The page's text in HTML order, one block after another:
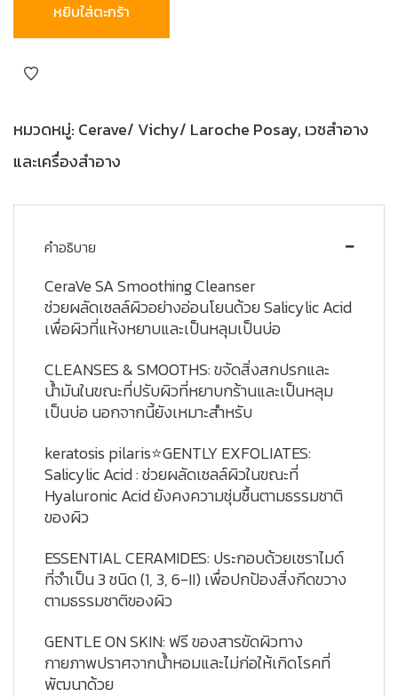
หยิบใส่ตะกร้า
หมวดหมู่: Cerave/ Vichy/ Laroche Posay, เวชสำอาง
และเครื่องสำอาง
คำอธิบาย
CeraVe SA Smoothing Cleanser
ช่วยผลัดเซลล์ผิวอย่างอ่อนโยนด้วย Salicylic Acid
เพื่อผิวที่แห้งหยาบและเป็นหลุมเป็นบ่อ
CLEANSES & SMOOTHS: ขจัดสิ่งสกปรกและ
น้ำมันในขณะที่ปรับผิวที่หยาบกร้านและเป็นหลุม
เป็นบ่อ นอกจากนี้ยังเหมาะสำหรับ
keratosis pilaris⭐GENTLY EXFOLIATES:
Salicylic Acid : ช่วยผลัดเซลล์ผิวในขณะที่
Hyaluronic Acid ยังคงความชุ่มชื้นตามธรรมชาติ
ของผิว
ESSENTIAL CERAMIDES: ประกอบด้วยเซราไมด์
ที่จำเป็น 3 ชนิด (1, 3, 6-II) เพื่อปกป้องสิ่งกีดขวาง
ตามธรรมชาติของผิว
GENTLE ON SKIN: ฟรี ของสารขัดผิวทาง
กายภาพปราศจากน้ำหอมและไม่ก่อให้เกิดโรคที่
พัฒนาด้วย